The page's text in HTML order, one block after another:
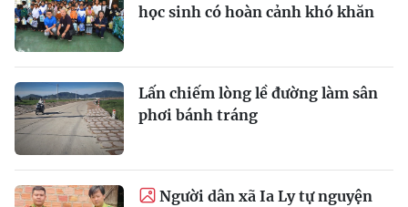
học sinh có hoàn cảnh khó khăn
Lấn chiếm lòng lề đường làm sân
phơi bánh tráng
Người dân xã Ia Ly tự nguyện